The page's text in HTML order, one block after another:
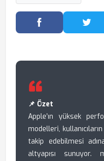
Facebook'ta
📌 Özet
Apple’ın yüksek
modelleri, kullanıcıların
takip edebilmesi
altyapısı sunuyor.